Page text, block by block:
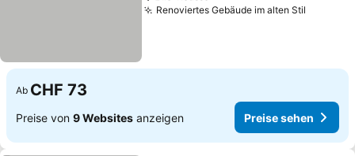
Renoviertes Gebäude im alten Stil
Ab CHF 73
Preise von 9 Websites anzeigen Preise sehen